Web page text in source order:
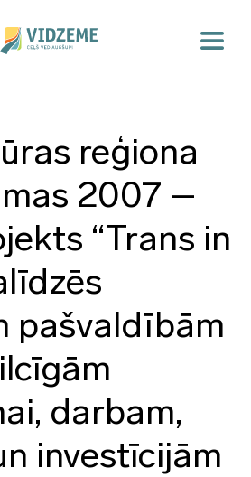
reģiona
2007 –
“Trans in
pašvaldībām
darbam,
investīcijām